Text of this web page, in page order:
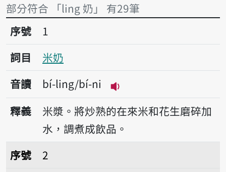
部分符合 「ling 奶」 有29筆
序號1米奶
序號
1
詞目
米奶
音讀
bí-ling/bí-ni
播放音讀bí-ling/bí-ni
釋義
米漿。將炒熟的在來米和花生磨碎加
水，調煮成飲品。
序號2牛奶
序號
2